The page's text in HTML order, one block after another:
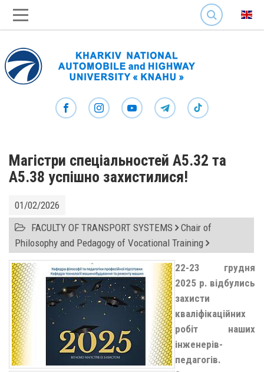
SEARCH
Магістри спеціальностей А5.32 та
А5.38 успішно захистилися!
01/02/2026
FACULTY OF TRANSPORT SYSTEMS Chair of
Philosophy and Pedagogy of Vocational Training
22-23 грудня
2025 р. відбулись
захисти
кваліфікаційних
робіт наших
інженерів-
педагогів.